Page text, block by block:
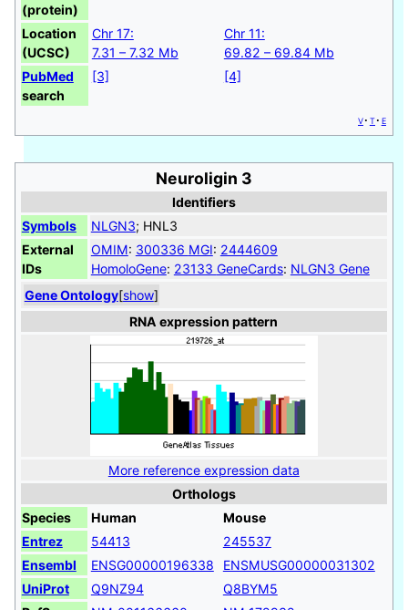
(protein)
Location
(UCSC)
Chr 17:
7.31 – 7.32 Mb
Chr 11:
69.82 – 69.84 Mb
PubMed
search
[3] [4]
v t e
Neuroligin 3
Identifiers
Symbols
NLGN3; HNL3
External
IDs
OMIM: 300336 MGI: 2444609
HomoloGene: 23133 GeneCards: NLGN3 Gene
[show]
Gene Ontology
RNA expression pattern
More reference expression data
Orthologs
Species
Human
Mouse
Entrez
54413
245537
Ensembl
ENSG00000196338
ENSMUSG00000031302
UniProt
Q9NZ94
Q8BYM5